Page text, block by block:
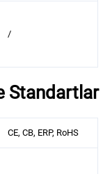
/
Standartlar
CE, CB, ERP, RoHS